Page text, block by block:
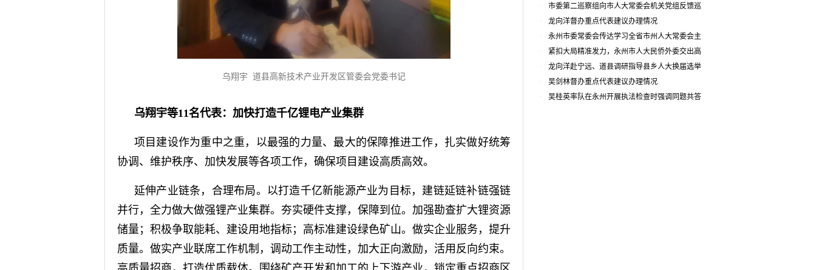
乌翔宇 道县高新技术产业开发区管委会党委书记
乌翔宇等11名代表： 加快打造千亿锂电产业集群
项目建设作为重中之重，以最强的力量、最大的保障推进工作，扎实做好统筹
协调、维护秩序、加快发展等各项工作，确保项目建设高质高效。
延伸产业链条，合理布局。以打造千亿新能源产业为目标，建链延链补链强链
并行，全力做大做强锂产业集群。夯实硬件支撑，保障到位。加强勘查扩大锂资源
储量；积极争取能耗、建设用地指标；高标准建设绿色矿山。做实企业服务，提升
质量。做实产业联席工作机制，调动工作主动性，加大正向激励，活用反向约束。
情况汇报
市委第二巡察组向市人大常委会机关党组反馈巡
察情况
龙向洋督办重点代表建议办理情况
永州市委常委会传达学习全省市州人大常委会主
要负责同志座谈会有关精神 专题听取省人大常委会
执法检查组到永州开展大气污染防治相关法律法规
执法检查情况汇报
紧扣大局精准发力，永州市人大民侨外委交出高
质量履职答卷
龙向洋赴宁远、道县调研指导县乡人大换届选举
并督导安全生产工作
吴剑林督办重点代表建议办理情况
吴桂英率队在永州开展执法检查时强调同题共答